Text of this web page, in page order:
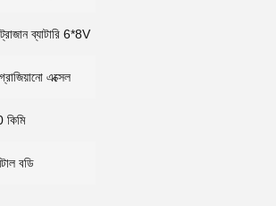
ব্যাটারি 6*8V
এক্সেল
বডি